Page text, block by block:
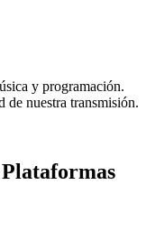
y programación.
de nuestra transmisión.